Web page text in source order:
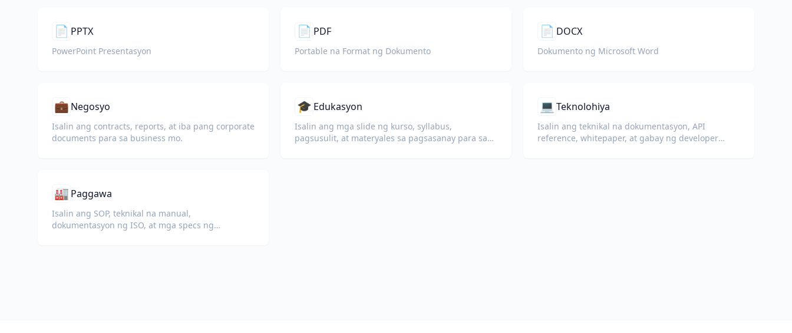
📄 PPTX
PowerPoint Presentasyon
📄 PDF
Portable na Format ng Dokumento
📄 DOCX
Dokumento ng Microsoft Word
💼 Negosyo
Isalin ang contracts, reports, at iba pang corporate
documents para sa business mo.
🎓 Edukasyon
Isalin ang mga slide ng kurso, syllabus,
pagsusulit, at materyales sa pagsasanay para sa
💻 Teknolohiya
Isalin ang teknikal na dokumentasyon, API
reference, whitepaper, at gabay ng developer
🏭 Paggawa
Isalin ang SOP, teknikal na manual,
dokumentasyon ng ISO, at mga specs ng